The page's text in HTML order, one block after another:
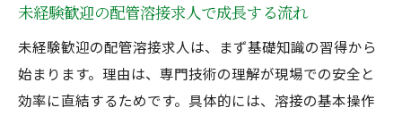
未経験歓迎の配管溶接求人で成長する流れ
未経験歓迎の配管溶接求人は、まず基礎知識の習得から
始まります。理由は、専門技術の理解が現場での安全と
効率に直結するためです。具体的には、溶接の基本操作